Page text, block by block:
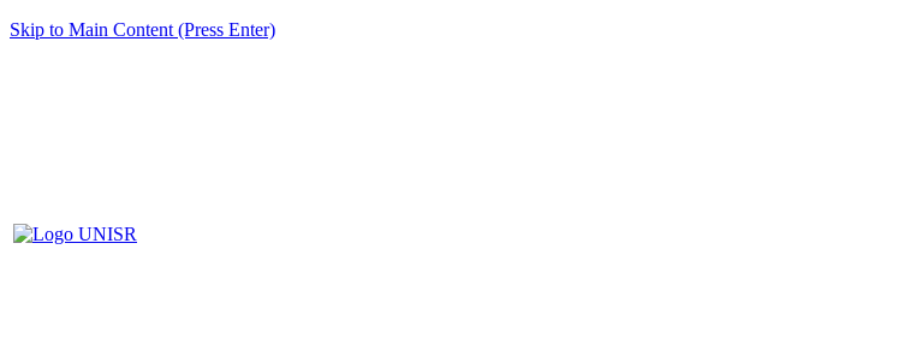
Skip to Main Content (Press Enter)